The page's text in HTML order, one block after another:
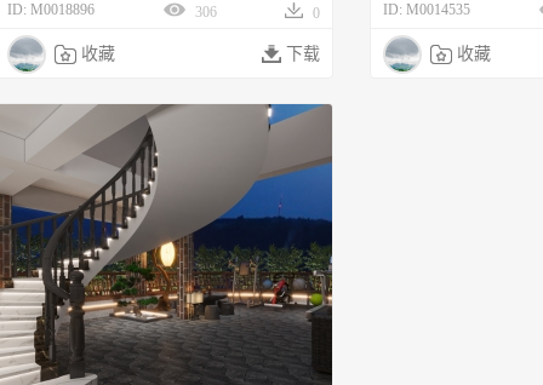
ID: M0018896 306 0
 收藏  下载
ID: M0014535
 收藏